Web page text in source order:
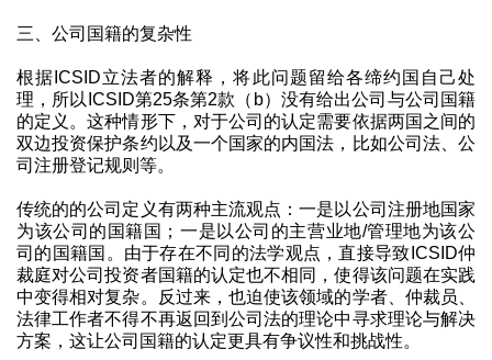
三、公司国籍的复杂性
根据ICSID立法者的解释，将此问题留给各缔约国自己处
理，所以ICSID第25条第2款（b）没有给出公司与公司国籍
的定义。这种情形下，对于公司的认定需要依据两国之间的
双边投资保护条约以及一个国家的内国法，比如公司法、公
司注册登记规则等。
传统的的公司定义有两种主流观点：一是以公司注册地国家
为该公司的国籍国；一是以公司的主营业地/管理地为该公
司的国籍国。由于存在不同的法学观点，直接导致ICSID仲
裁庭对公司投资者国籍的认定也不相同，使得该问题在实践
中变得相对复杂。反过来，也迫使该领域的学者、仲裁员、
法律工作者不得不再返回到公司法的理论中寻求理论与解决
方案，这让公司国籍的认定更具有争议性和挑战性。